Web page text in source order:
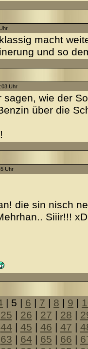
macht
und so
Uhr
sagen, wie der
über die
Uhr
die sin nisch
Siiir!!! xD
| 5 | 6 | 7 | 8 | 9 |
25 | 26 | 27 | 28 |
44 | 45 | 46 | 47 |
63 | 64 | 65 | 66 |